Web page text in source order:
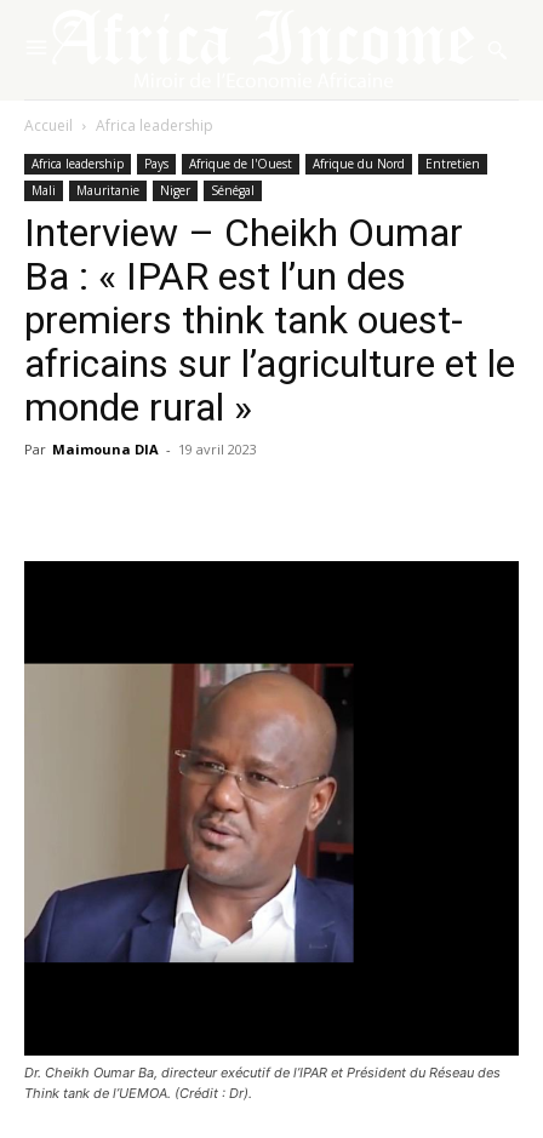
Accueil Africa leadership
Africa leadership Pays Afrique de l'Ouest Afrique du Nord
Entretien
Mali
Mauritanie Niger Sénégal
Interview – Cheikh Oumar
Ba : « IPAR est l’un des
premiers think tank ouest-
africains sur l’agriculture et le
monde rural »
Par Maimouna DIA - 19 avril 2023
Dr. Cheikh Oumar Ba, directeur exécutif de l’IPAR et Président du Réseau des
Think tank de l’UEMOA. (Crédit : Dr).